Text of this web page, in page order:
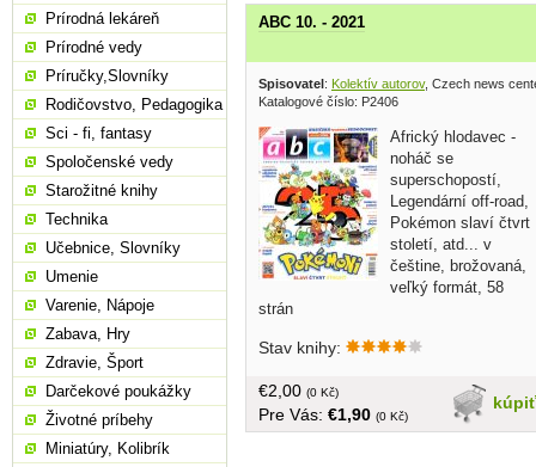
ABC 10. - 2021
Spisovatel: Kolektív autorov, Czech news
Katalogové číslo: P2406
Africký hlodavec -
noháč se
superschopostí,
Legendární off-road,
Pokémon slaví čtvrt
století, atd... v
češtine, brožovaná,
veľký formát, 58
strán
Stav knihy:
kúpiť
€2,00 (0 Kč)
Pre Vás: €1,90 (0 Kč)
Prírodná lekáreň
Prírodné vedy
Príručky,Slovníky
Rodičovstvo, Pedagogika
Sci - fi, fantasy
Spoločenské vedy
Starožitné knihy
Technika
Učebnice, Slovníky
Umenie
Varenie, Nápoje
Zabava, Hry
Zdravie, Šport
Darčekové poukážky
Životné príbehy
Miniatúry, Kolibrík